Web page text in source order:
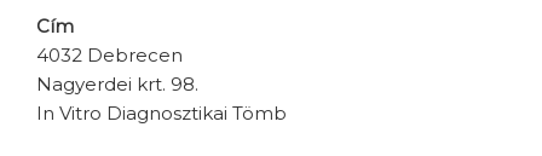
Cím
4032 Debrecen
Nagyerdei krt. 98.
In Vitro Diagnosztikai Tömb